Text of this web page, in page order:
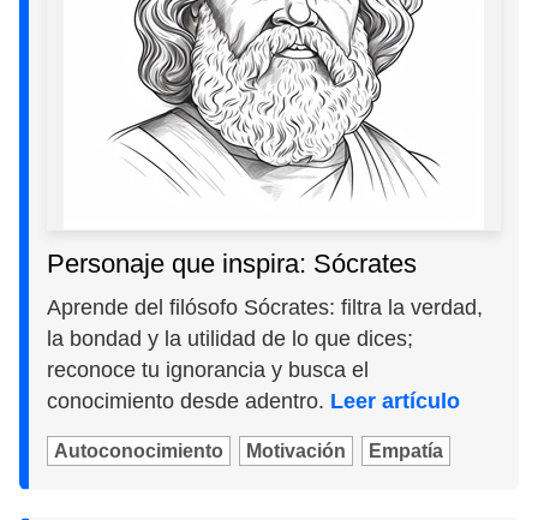
Personaje que inspira: Sócrates
Aprende del filósofo Sócrates: filtra la verdad,
la bondad y la utilidad de lo que dices;
reconoce tu ignorancia y busca el
conocimiento desde adentro. Leer artículo
Autoconocimiento Motivación Empatía